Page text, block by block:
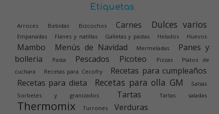
Etiquetas
Arroces Bebidas Bizcochos Carnes Dulces varios
Empanadas Flanes y natillas Galletas y pastas Helados Huevos
Mambo Menús de Navidad Mermeladas
Panes y
bolleria
Pasta Pescados Picoteo Pizzas
Platos de
cuchara
Recetas para Cecofry
Recetas para cumpleaños
Recetas para dieta
Recetas para olla GM
Salsas
Sorbetes y granizados
Tartas Tartas saladas
Thermomix Turrones Verduras